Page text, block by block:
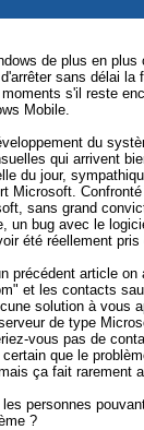
de plus en
sans délai
s'il reste
Mobile.
du
qui arrivent
du jour,
Microsoft.
sans grand
un bug avec le
été réellement
précédent article
et les contacts
solution à vous
de type
vous pas de
que le
ça fait rarement
personnes
?